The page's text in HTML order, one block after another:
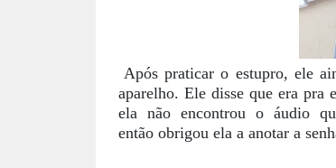
Após praticar o estupro, ele
aparelho. Ele disse que era pra
ela não encontrou o áudio
então obrigou ela a anotar a